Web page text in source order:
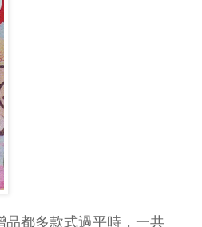
品都多款式過平時，一共